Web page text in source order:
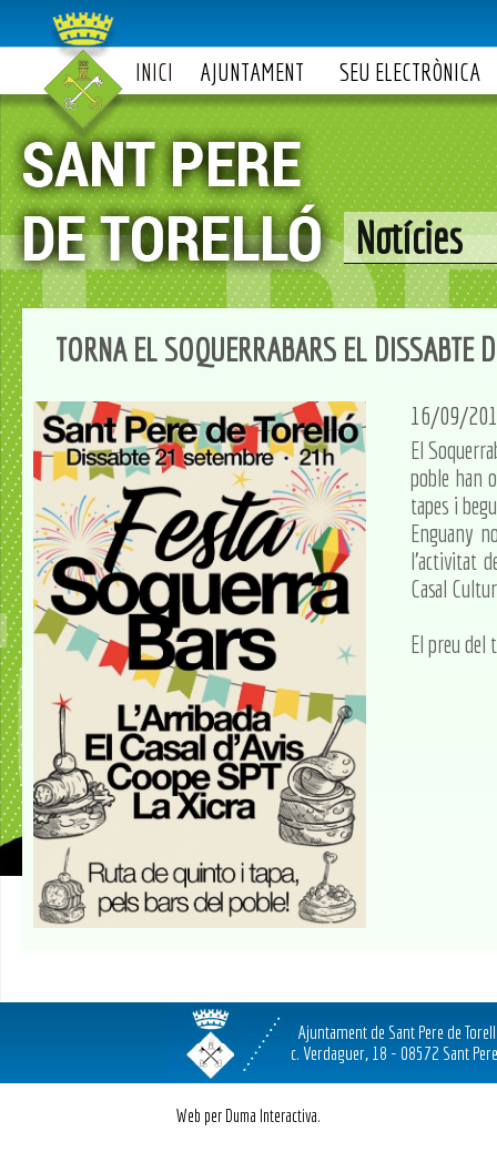
INICI AJUNTAMENT SEU ELECTRÒNICA
Notícies
TORNA EL SOQUERRABARS EL DISSABTE
16/09/
El
poble han
tapes i
Enguany
l'activitat
Casal
El preu del
Ajuntament de Sant Pere de
c. Verdaguer, 18 - 08572 Sant
Web per Duma Interactiva.